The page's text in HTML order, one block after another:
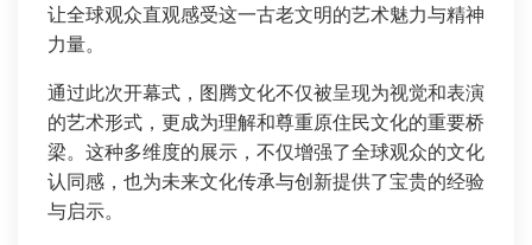
让全球观众直观感受这一古老文明的艺术魅力与精神
力量。
通过此次开幕式，图腾文化不仅被呈现为视觉和表演
的艺术形式，更成为理解和尊重原住民文化的重要桥
梁。这种多维度的展示，不仅增强了全球观众的文化
认同感，也为未来文化传承与创新提供了宝贵的经验
与启示。